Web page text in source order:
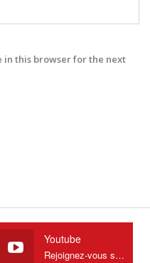
in this browser for the next
Youtube
Rejoignez-vous sur Youtube